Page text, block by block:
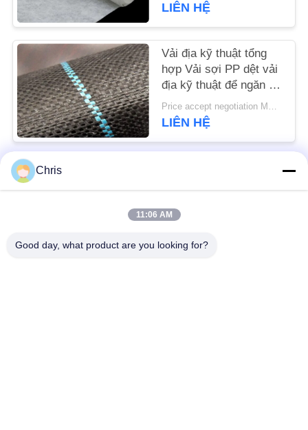
SƠ
ĐỒ
TRANG
WEB
PRIVACY
POLICY
LIÊN HỆ
Vải địa kỹ thuật tổng
hợp Vải sợi PP dệt vải
địa kỹ thuật để ngăn cỏ
mọc
Price accept negotiation MOQ:1000 m2
LIÊN HỆ
Danh mục phổ biến
Chris
11:06 AM
Good day, what product are you looking for?